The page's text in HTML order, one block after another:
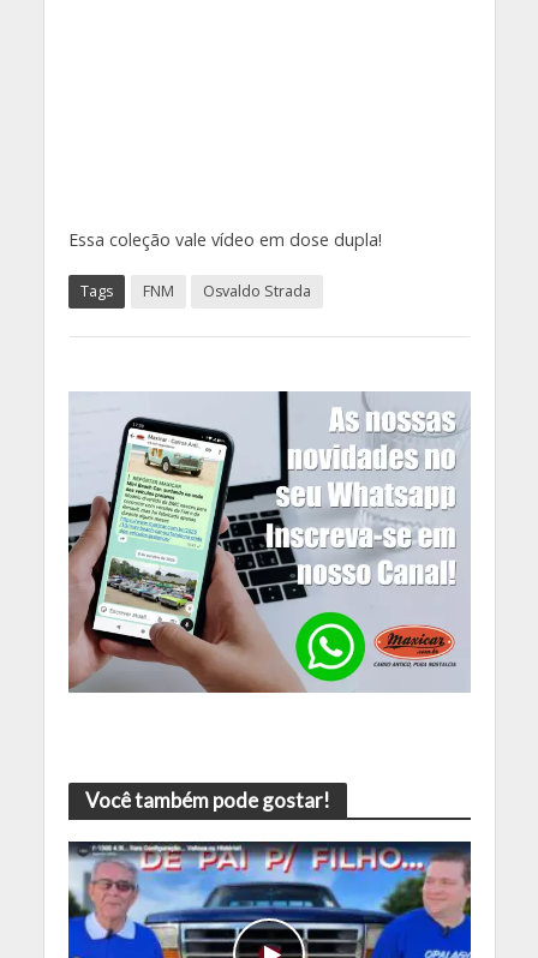
Essa coleção vale vídeo em dose dupla!
Tags FNM Osvaldo Strada
Você também pode gostar!